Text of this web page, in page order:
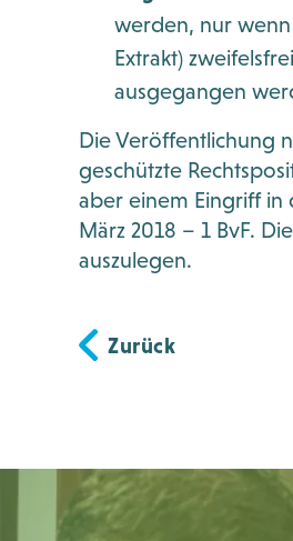
werden, nur
Extrakt)
ausgegangen
Die Veröffentlichung
geschützte
aber einem Eingriff in
März 2018 – 1 BvF.
auszulegen.
Zurück